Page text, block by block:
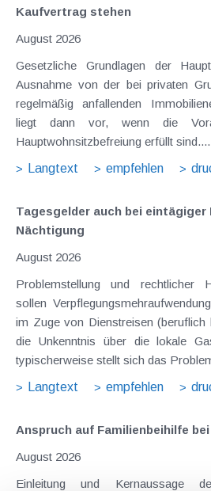
Kaufvertrag stehen
August 2026
Gesetzliche Grundlagen der
Ausnahme von der bei privaten
regelmäßig anfallenden
liegt dann vor, wenn die
Hauptwohnsitzbefreiung erfüllt sind....
Langtext
empfehlen
Tagesgelder auch bei eintägiger
Nächtigung
August 2026
Problemstellung und rechtlicher
sollen
im Zuge von Dienstreisen (beruflich
die Unkenntnis über die lokale
typischerweise stellt sich das
Langtext
empfehlen
Anspruch auf Familienbeihilfe
August 2026
Einleitung und Kernaussage der